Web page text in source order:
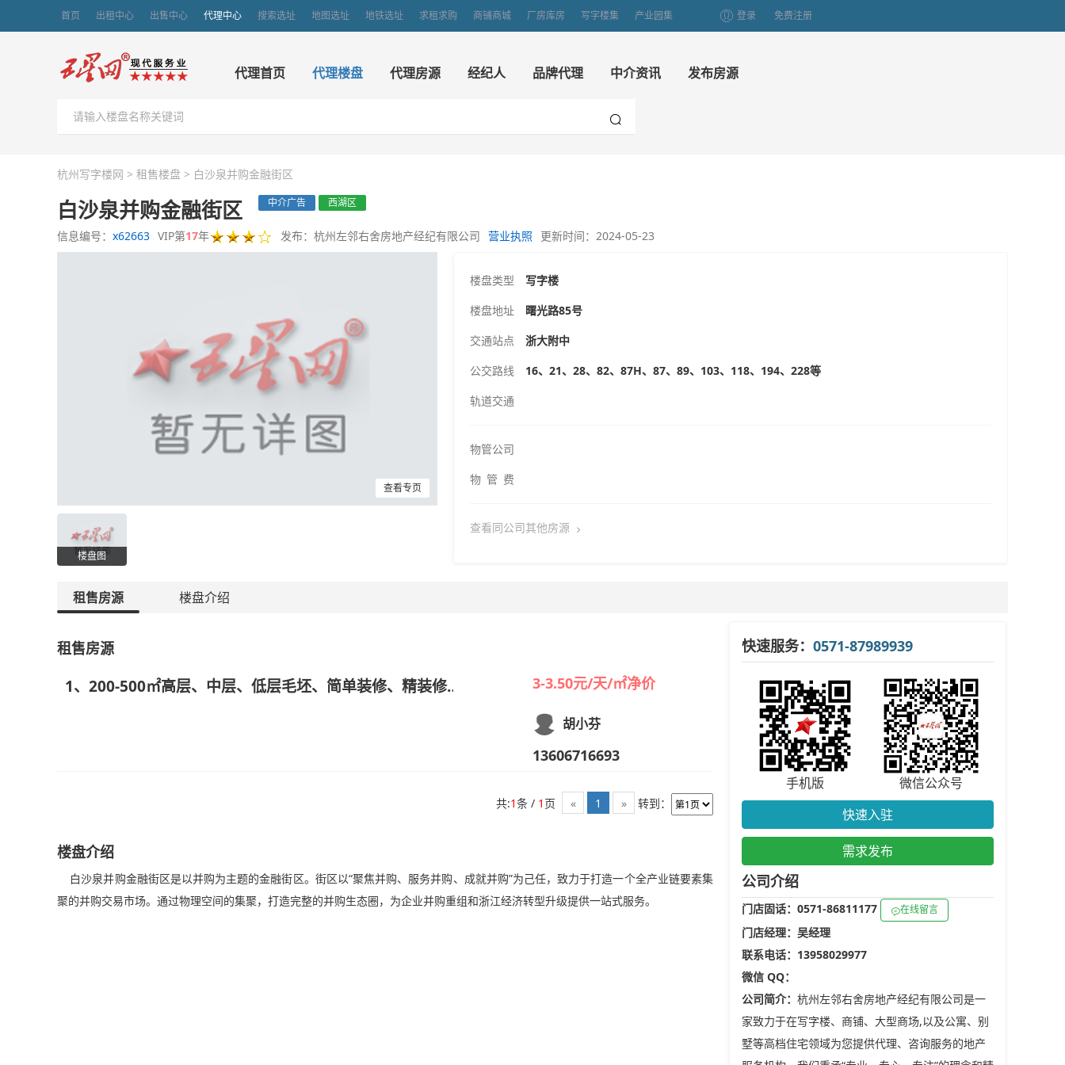
首页 出租中心 出售中心 代理中心 搜索选址 地图选址 地铁选址 求租求购 商铺商城 厂房库房 写字楼集 产业园集 登录 免费注册
代理首页 代理楼盘 代理房源 经纪人 品牌代理 中介资讯 发布房源
杭州写字楼网 > 租售楼盘 > 白沙泉并购金融街区
白沙泉并购金融街区 中介广告 西湖区
信息编号： x62663 VIP第17年 发布：杭州左邻右舍房地产经纪有限公司 营业执照 更新时间：2024-05-23
查看专页
楼盘图
楼盘类型
写字楼
楼盘地址
曙光路85号
交通站点
浙大附中
公交路线
16、21、28、82、87H、87、89、103、118、194、228等
轨道交通
物管公司
物 管 费
查看同公司其他房源
租售房源 楼盘介绍
租售房源
1、200-500㎡高层、中层、低层毛坯、简单装修、精装修 3-3.50元/天/㎡净价
胡小芬
13606716693
共:1条 / 1 页 « 1 » 转到：
楼盘介绍
白沙泉并购金融街区是以并购为主题的金融街区。街区以“聚焦并购、服务并购、成就并购”为己任，致力于打造一个全产业链要素集
聚的并购交易市场。通过物理空间的集聚，打造完整的并购生态圈，为企业并购重组和浙江经济转型升级提供一站式服务。
快速服务： 0571-87989939
手机版
微信公众号
快速入驻
需求发布
公司介绍
门店固话：0571-86811177 在线留言
门店经理：吴经理
联系电话：13958029977
微信 QQ：
公司简介： 杭州左邻右舍房地产经纪有限公司是一
家致力于在写字楼、商铺、大型商场,以及公寓、别
墅等高档住宅领域为您提供代理、咨询服务的地产